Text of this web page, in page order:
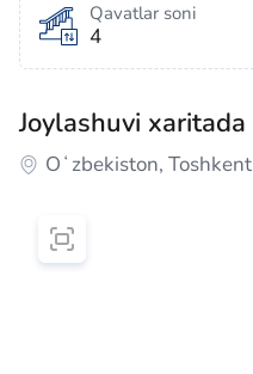
Qavatlar soni
4
Joylashuvi xaritada
Oʻzbekiston, Toshkent